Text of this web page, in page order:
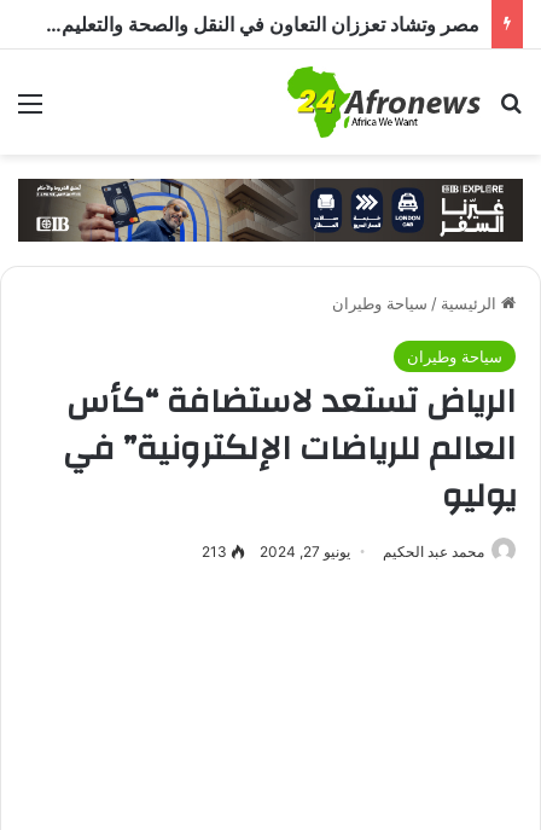
مصر وتشاد تعززان التعاون في النقل والصحة والتعليم والاستثمار خلال الدورة الرابعة للجنة المشتركة
بحث عن
الرئيسية / سياحة وطيران
سياحة وطيران
الرياض تستعد لاستضافة “كأس
العالم للرياضات الإلكترونية” في
يوليو
محمد عبد الحكيم يونيو 27, 2024 213